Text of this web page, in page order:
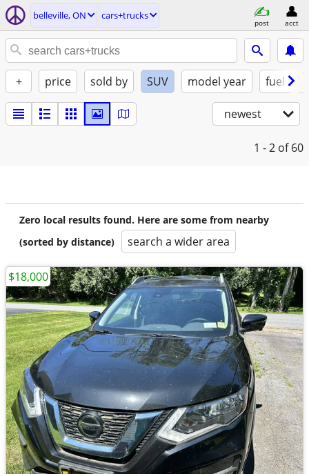
belleville, ON cars+trucks
post acct
+ price sold by SUV model year fuel
newest
1 - 2 of 60
Zero local results found. Here are some from nearby
(sorted by distance)
search a wider area
$18,000